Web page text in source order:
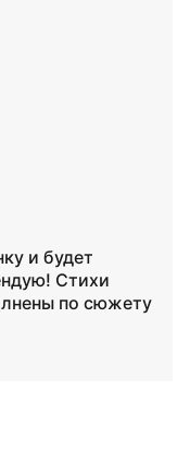
и будет
Стихи
по сюжету